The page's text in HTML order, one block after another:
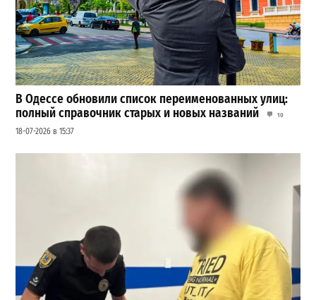
В Одессе обновили список переименованных улиц:
полный справочник старых и новых названий
10
18-07-2026 в 15:37